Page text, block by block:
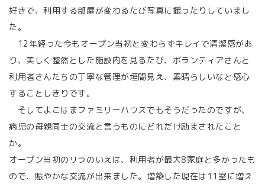
好きで、利用する部屋が変わるたび写真に撮ったりしていまし
た。
12年経った今もオープン当初と変わらずキレイで清潔感があ
り、美しく整然とした施設内を見るたび、ボランティアさんと
利用者さんたちの丁寧な管理が垣間見え、素晴らしいなと感心
することしきりです。
そしてよこはまファミリーハウスでもそうだったのですが、
病児の母親同士の交流と言うものにどれだけ励まされたこと
か。
オープン当初のリラのいえは、利用者が最大8家庭と多かったも
ので、賑やかな交流が出来ました。増築した現在は11室に増え